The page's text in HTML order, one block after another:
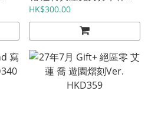
HKD1279
HK$300.00